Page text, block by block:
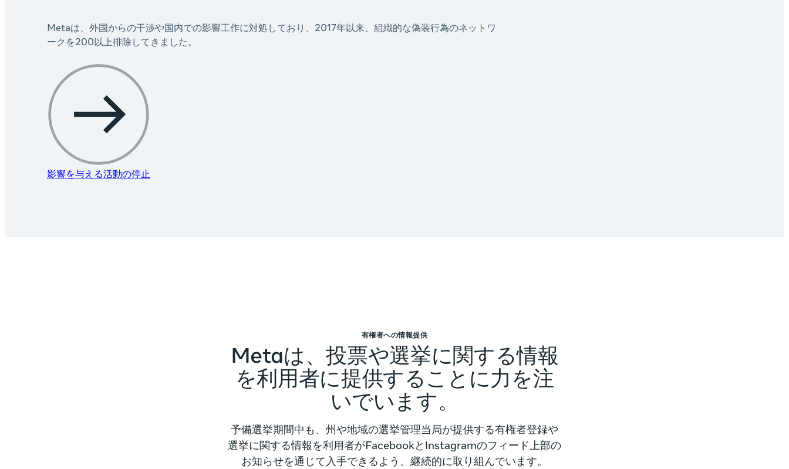
Metaは、外国からの干渉や国内での影響工作に対処しており、2017年以来、組織的な偽装行為のネットワ
ークを200以上排除してきました。
影響を与える活動の停止
有権者への情報提供
Metaは、投票や選挙に関する情報
を利用者に提供することに力を注
いでいます。
予備選挙期間中も、州や地域の選挙管理当局が提供する有権者登録や
選挙に関する情報を利用者がFacebookとInstagramのフィード上部の
お知らせを通じて入手できるよう、継続的に取り組んでいます。